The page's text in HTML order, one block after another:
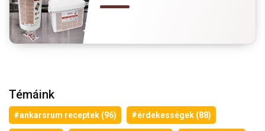
Témáink
#ankarsrum receptek (96) #érdekességek (88)